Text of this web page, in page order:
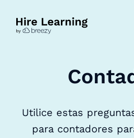
Utilice estas
para contadores